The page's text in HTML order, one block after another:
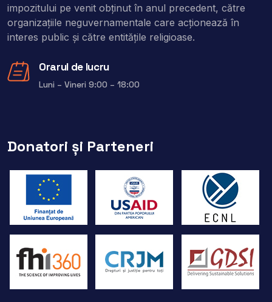
impozitului pe venit obţinut în anul precedent, către
organizaţiile neguvernamentale care acţionează în
interes public şi către entitățile religioase.
Orarul de lucru
Luni – Vineri 9:00 – 18:00
Donatori și Parteneri